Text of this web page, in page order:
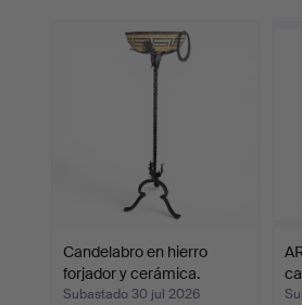
Candelabro en hierro
forjador y cerámica.
Subastado 30 jul 2026